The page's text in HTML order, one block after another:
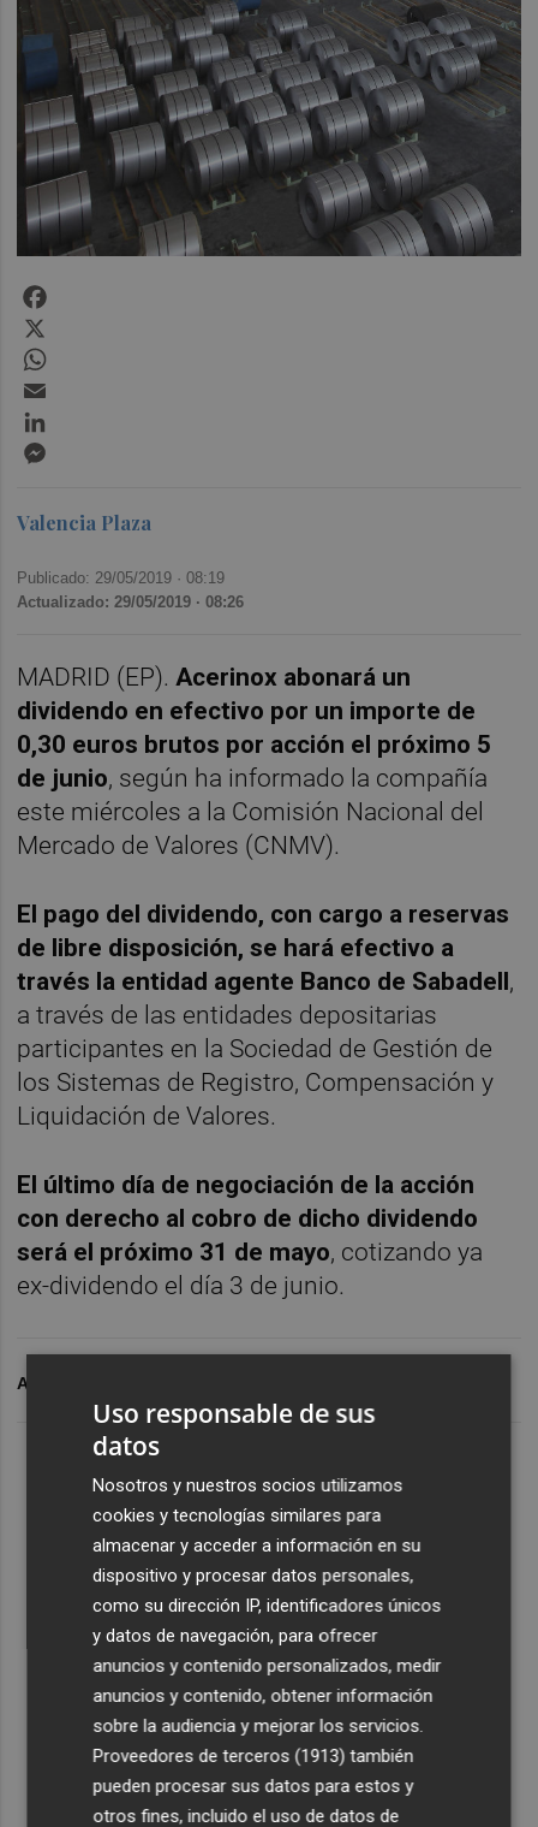
Valencia Plaza
Publicado: 29/05/2019 ·08:19
Actualizado: 29/05/2019 · 08:26
MADRID (EP). Acerinox abonará un
dividendo en efectivo por un importe de
0,30 euros brutos por acción el próximo 5
de junio, según ha informado la compañía
este miércoles a la Comisión Nacional del
Mercado de Valores (CNMV).
El pago del dividendo, con cargo a reservas
de libre disposición, se hará efectivo a
través la entidad agente Banco de Sabadell,
a través de las entidades depositarias
participantes en la Sociedad de Gestión de
los Sistemas de Registro, Compensación y
Liquidación de Valores.
El último día de negociación de la acción
con derecho al cobro de dicho dividendo
será el próximo 31 de mayo, cotizando ya
ex-dividendo el día 3 de junio.
ARCHIVADO EN
Uso responsable de sus
datos
Nosotros y nuestros socios utilizamos
cookies y tecnologías similares para
almacenar y acceder a información en su
dispositivo y procesar datos personales,
como su dirección IP, identificadores únicos
y datos de navegación, para ofrecer
anuncios y contenido personalizados, medir
anuncios y contenido, obtener información
sobre la audiencia y mejorar los servicios.
Proveedores de terceros (1913) también
pueden procesar sus datos para estos y
otros fines, incluido el uso de datos de